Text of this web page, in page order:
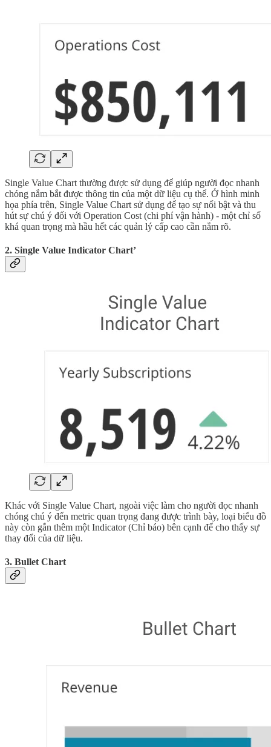
Single Value Chart thường được sử dụng để giúp người đọc nhanh
chóng nắm bắt được thông tin của một dữ liệu cụ thể. Ở hình minh
họa phía trên, Single Value Chart sử dụng để tạo sự nổi bật và thu
hút sự chú ý đối với Operation Cost (chi phí vận hành) - một chỉ số
khá quan trọng mà hầu hết các quản lý cấp cao cần nắm rõ.
2. Single Value Indicator Chart’
Khác với Single Value Chart, ngoài việc làm cho người đọc nhanh
chóng chú ý đến metric quan trọng đang được trình bày, loại biểu đồ
này còn gắn thêm một Indicator (Chỉ báo) bên cạnh để cho thấy sự
thay đổi của dữ liệu.
3. Bullet Chart